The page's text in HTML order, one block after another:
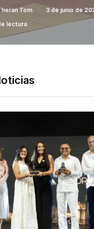
Tom
3 de junio de
lectura